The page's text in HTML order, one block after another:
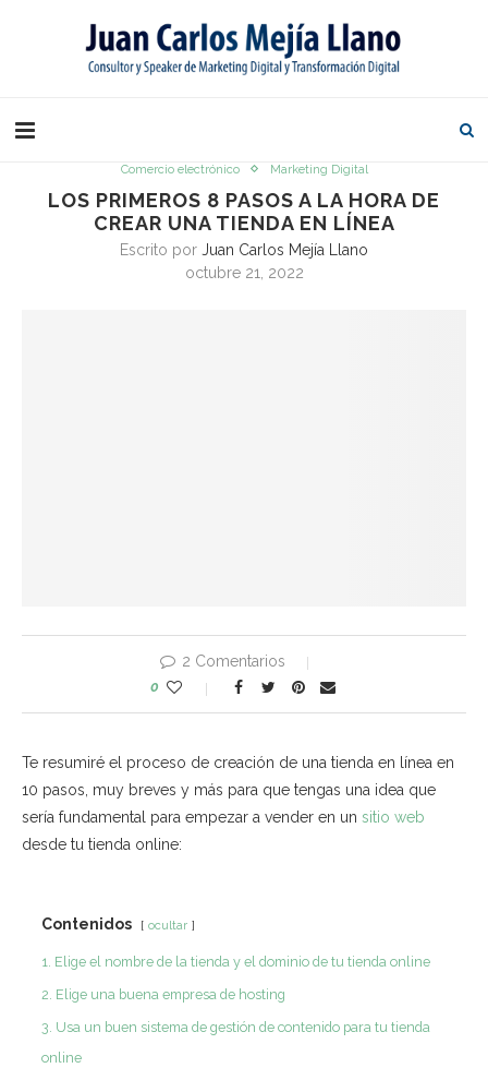
Comercio electrónico Marketing Digital
LOS PRIMEROS 8 PASOS A LA HORA DE
CREAR UNA TIENDA EN LÍNEA
Escrito por Juan Carlos Mejía Llano
octubre 21, 2022
2 Comentarios
0
Te resumiré el proceso de creación de una tienda en línea en
10 pasos, muy breves y más para que tengas una idea que
sería fundamental para empezar a vender en un sitio web
desde tu tienda online:
Contenidos ocultar
1. Elige el nombre de la tienda y el dominio de tu tienda online
2. Elige una buena empresa de hosting
3. Usa un buen sistema de gestión de contenido para tu tienda
online